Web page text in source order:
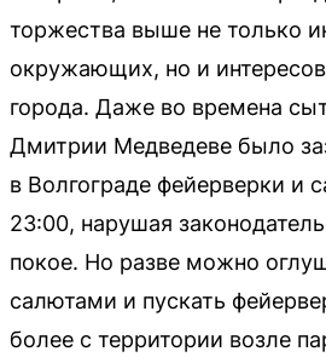
торжества выше не только
окружающих, но и
города. Даже во времена
Дмитрии Медведеве было
в Волгограде фейерверки и
23:00, нарушая
покое. Но разве можно
салютами и пускать
более с территории возле